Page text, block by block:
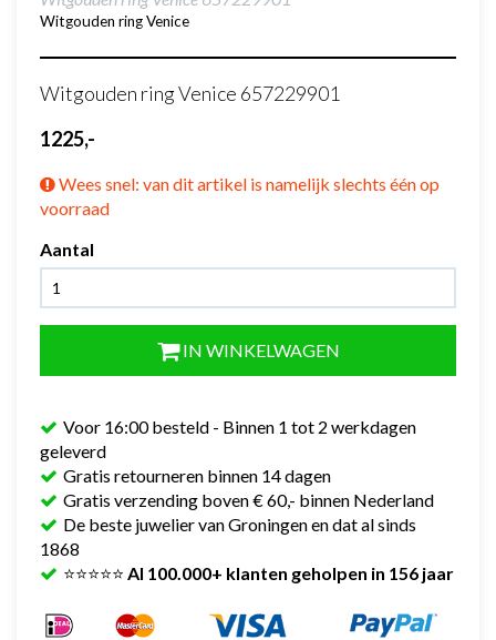
Witgouden ring Venice
Witgouden ring Venice 657229901
1225,-
Wees snel: van dit artikel is namelijk slechts één op
voorraad
Aantal
IN WINKELWAGEN
Voor 16:00 besteld - Binnen 1 tot 2 werkdagen
geleverd
Gratis retourneren binnen 14 dagen
Gratis verzending boven € 60,- binnen Nederland
De beste juwelier van Groningen en dat al sinds
1868
⭐⭐⭐⭐⭐ Al 100.000+ klanten geholpen in 156 jaar